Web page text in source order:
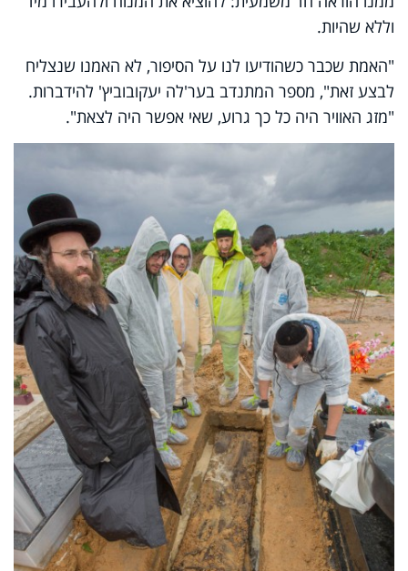
וללא שהיות.
"האמת שכבר כשהודיעו לנו על הסיפור, לא האמנו שנצליח
לבצע זאת", מספר המתנדב בער'לה יעקובוביץ' להידברות.
"מזג האוויר היה כל כך גרוע, שאי אפשר היה לצאת".